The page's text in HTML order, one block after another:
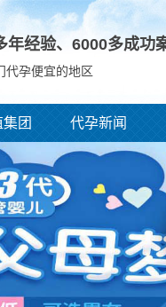
经验、 6000多成功
代孕便宜的地区
团 代孕新闻